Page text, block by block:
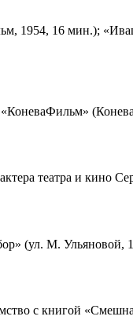
1954, 16 мин.);
театра и кино
(ул. М. Ульяновой,
с книгой